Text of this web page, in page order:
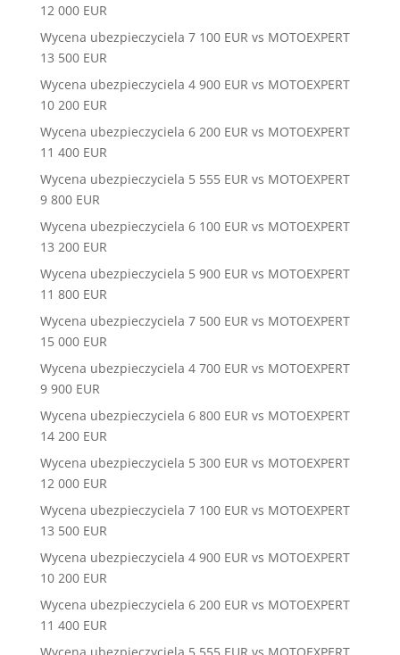
12 000 EUR
Wycena ubezpieczyciela 7 100 EUR vs MOTOEXPERT
13 500 EUR
Wycena ubezpieczyciela 4 900 EUR vs MOTOEXPERT
10 200 EUR
Wycena ubezpieczyciela 6 200 EUR vs MOTOEXPERT
11 400 EUR
Wycena ubezpieczyciela 5 555 EUR vs MOTOEXPERT
9 800 EUR
Wycena ubezpieczyciela 6 100 EUR vs MOTOEXPERT
13 200 EUR
Wycena ubezpieczyciela 5 900 EUR vs MOTOEXPERT
11 800 EUR
Wycena ubezpieczyciela 7 500 EUR vs MOTOEXPERT
15 000 EUR
Wycena ubezpieczyciela 4 700 EUR vs MOTOEXPERT
9 900 EUR
Wycena ubezpieczyciela 6 800 EUR vs MOTOEXPERT
14 200 EUR
Wycena ubezpieczyciela 5 300 EUR vs MOTOEXPERT
12 000 EUR
Wycena ubezpieczyciela 7 100 EUR vs MOTOEXPERT
13 500 EUR
Wycena ubezpieczyciela 4 900 EUR vs MOTOEXPERT
10 200 EUR
Wycena ubezpieczyciela 6 200 EUR vs MOTOEXPERT
11 400 EUR